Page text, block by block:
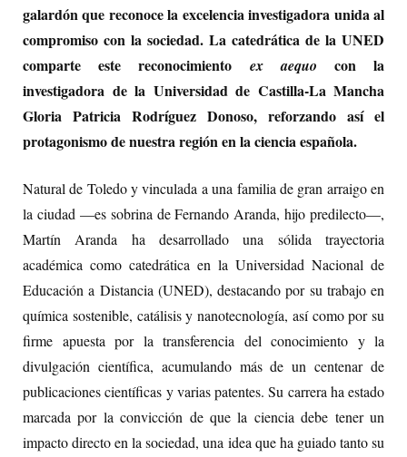
galardón que reconoce la excelencia investigadora unida al
compromiso con la sociedad. La catedrática de la UNED
comparte este reconocimiento ex aequo con la
investigadora de la Universidad de Castilla-La Mancha
Gloria Patricia Rodríguez Donoso, reforzando así el
protagonismo de nuestra región en la ciencia española.
Natural de Toledo y vinculada a una familia de gran arraigo en
la ciudad —es sobrina de Fernando Aranda, hijo predilecto—,
Martín Aranda ha desarrollado una sólida trayectoria
académica como catedrática en la Universidad Nacional de
Educación a Distancia (UNED), destacando por su trabajo en
química sostenible, catálisis y nanotecnología, así como por su
firme apuesta por la transferencia del conocimiento y la
divulgación científica, acumulando más de un centenar de
publicaciones científicas y varias patentes. Su carrera ha estado
marcada por la convicción de que la ciencia debe tener un
impacto directo en la sociedad, una idea que ha guiado tanto su